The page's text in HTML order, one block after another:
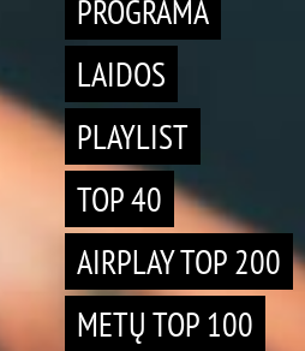
PROGRAMA
LAIDOS
PLAYLIST
TOP 40
AIRPLAY TOP 200
METŲ TOP 100